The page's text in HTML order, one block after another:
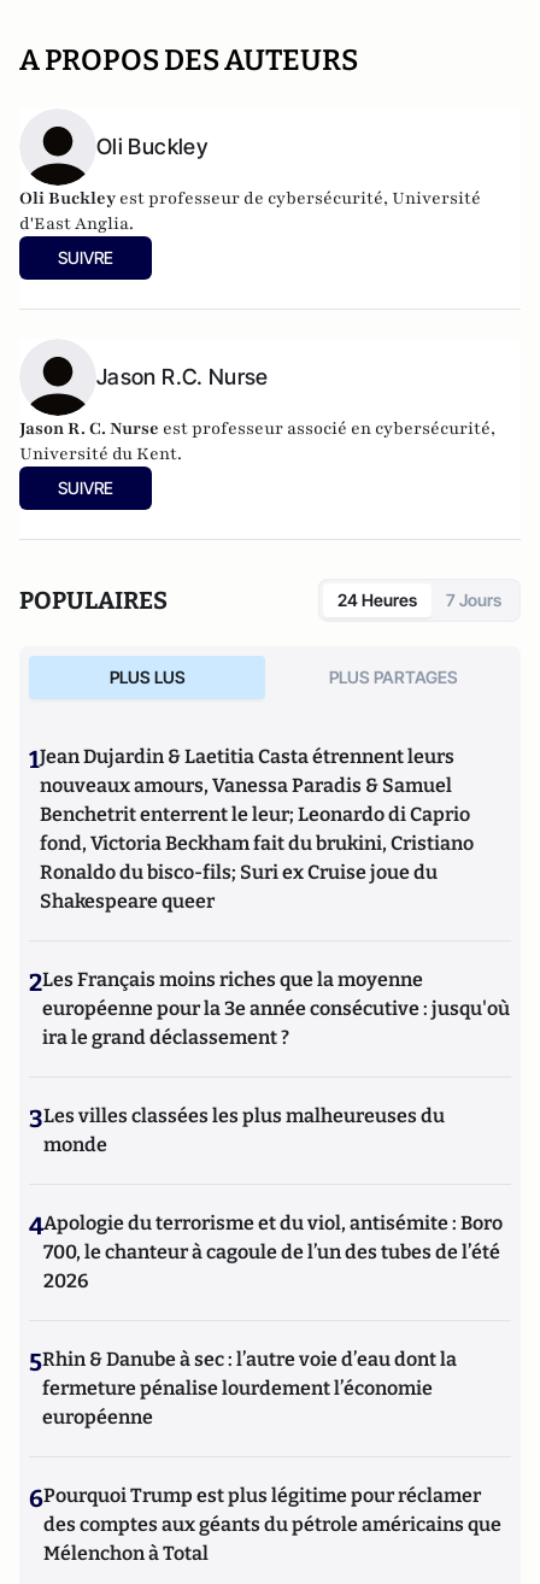
A PROPOS DES AUTEURS
Oli Buckley
Oli Buckley est professeur de cybersécurité, Université
d'East Anglia.
SUIVRE
Jason R.C. Nurse
Jason R. C. Nurse est professeur associé en cybersécurité,
Université du Kent.
SUIVRE
POPULAIRES 24 Heures 7 Jours
PLUS LUS PLUS PARTAGES
1Jean Dujardin & Laetitia Casta étrennent leurs
nouveaux amours, Vanessa Paradis & Samuel
Benchetrit enterrent le leur; Leonardo di Caprio
fond, Victoria Beckham fait du brukini, Cristiano
Ronaldo du bisco-fils; Suri ex Cruise joue du
Shakespeare queer
2Les Français moins riches que la moyenne
européenne pour la 3e année consécutive : jusqu'où
ira le grand déclassement ?
3Les villes classées les plus malheureuses du
monde
4Apologie du terrorisme et du viol, antisémite : Boro
700, le chanteur à cagoule de l’un des tubes de l’été
2026
5Rhin & Danube à sec : l’autre voie d’eau dont la
fermeture pénalise lourdement l’économie
européenne
6Pourquoi Trump est plus légitime pour réclamer
des comptes aux géants du pétrole américains que
Mélenchon à Total